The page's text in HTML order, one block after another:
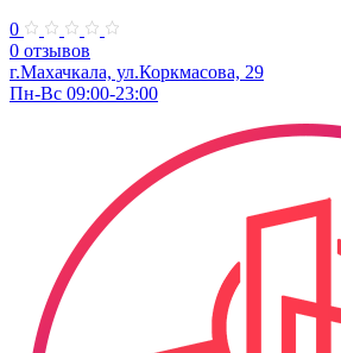
0
0 отзывов
г.Махачкала, ул.Коркмасова, 29
Пн-Вс 09:00-23:00